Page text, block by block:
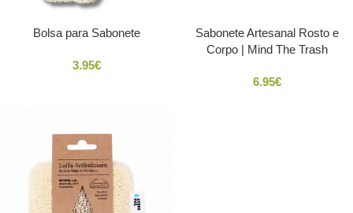
Bolsa para Sabonete
3.95€
Sabonete Artesanal Rosto e
Corpo | Mind The Trash
6.95€